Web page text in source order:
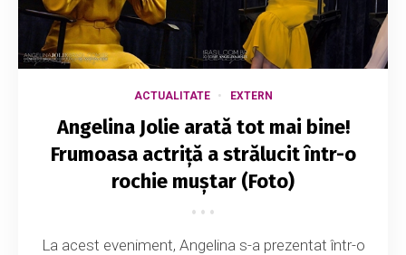
ACTUALITATE EXTERN
Angelina Jolie arată tot mai bine!
Frumoasa actriță a strălucit într-o
rochie muștar (Foto)
La acest eveniment, Angelina s-a prezentat într-o